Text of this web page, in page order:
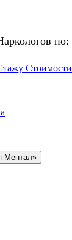
по:
Стоимости
Ментал»